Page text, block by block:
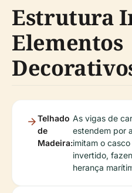
Estrutura
Elementos
Telhado
de
Madeira:
As vigas de
estendem por
imitam o
invertido,
herança